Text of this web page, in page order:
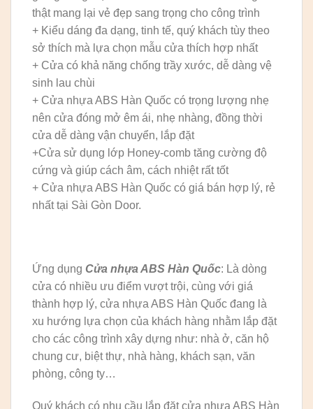
thật mang lại vẻ đẹp sang trọng cho công trình
+ Kiểu dáng đa dạng, tinh tế, quý khách tùy theo
sở thích mà lựa chọn mẫu cửa thích hợp nhất
+ Cửa có khả năng chống trầy xước, dễ dàng vệ
sinh lau chùi
+ Cửa nhựa ABS Hàn Quốc có trọng lượng nhẹ
nên cửa đóng mở êm ái, nhẹ nhàng, đồng thời
cửa dễ dàng vận chuyển, lắp đặt
+Cửa sử dụng lớp Honey-comb tăng cường độ
cứng và giúp cách âm, cách nhiệt rất tốt
+ Cửa nhựa ABS Hàn Quốc có giá bán hợp lý, rẻ
nhất tại Sài Gòn Door.
Ứng dụng Cửa nhựa ABS Hàn Quốc: Là dòng
cửa có nhiều ưu điểm vượt trội, cùng với giá
thành hợp lý, cửa nhựa ABS Hàn Quốc đang là
xu hướng lựa chọn của khách hàng nhằm lắp đặt
cho các công trình xây dựng như: nhà ở, căn hộ
chung cư, biệt thự, nhà hàng, khách sạn, văn
phòng, công ty…
Quý khách có nhu cầu lắp đặt cửa nhựa ABS Hàn